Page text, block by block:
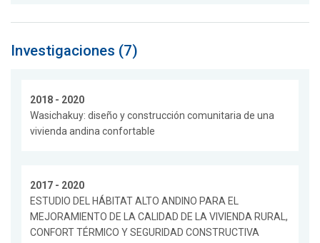
Investigaciones (7)
2018 - 2020
Wasichakuy: diseño y construcción comunitaria de una
vivienda andina confortable
2017 - 2020
ESTUDIO DEL HÁBITAT ALTO ANDINO PARA EL
MEJORAMIENTO DE LA CALIDAD DE LA VIVIENDA RURAL,
CONFORT TÉRMICO Y SEGURIDAD CONSTRUCTIVA